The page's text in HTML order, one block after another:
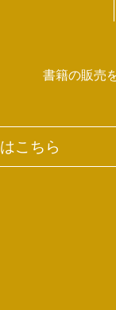
書籍の販売
こちら